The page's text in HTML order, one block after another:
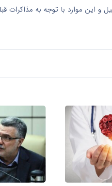
این موارد با توجه به مذاکرات